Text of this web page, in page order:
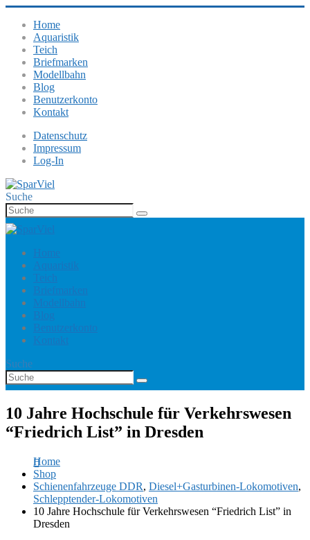
Home
Aquaristik
Teich
Briefmarken
Modellbahn
Blog
Benutzerkonto
Kontakt
Datenschutz
Impressum
Log-In
Suche
Home
Aquaristik
Teich
Briefmarken
Modellbahn
Blog
Benutzerkonto
Kontakt
Suche
10 Jahre Hochschule für Verkehrswesen
“Friedrich List” in Dresden
Home
Shop
Schienenfahrzeuge DDR, Diesel+Gasturbinen-Lokomotiven,
Schlepptender-Lokomotiven
10 Jahre Hochschule für Verkehrswesen “Friedrich List” in
Dresden